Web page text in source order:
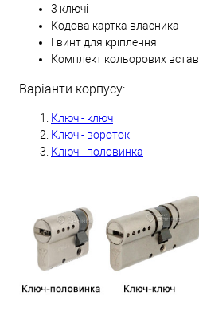
3 ключі
Кодова картка власника
Гвинт для кріплення
Комплект кольорових
Варіанти корпусу:
Ключ - ключ
Ключ - вороток
Ключ - половинка